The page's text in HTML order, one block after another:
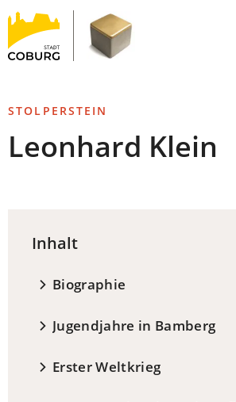
INHALT ANSPRINGEN
Stadt
Coburg
STOLPERSTEIN
Leonhard Klein
Inhalt
Biographie
Jugendjahre in Bamberg
Erster Weltkrieg